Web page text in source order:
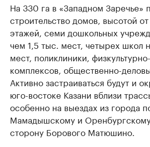
На 330 га в «Западном Заречье»
строительство домов, высотой
этажей, семи дошкольных
чем 1,5 тыс. мест, четырех школ
мест, поликлиники,
комплексов, общественно-
Активно застраиваться будут и
юго-востоке Казани вблизи
особенно на выездах из города
Мамадышскому и
сторону Борового Матюшино.